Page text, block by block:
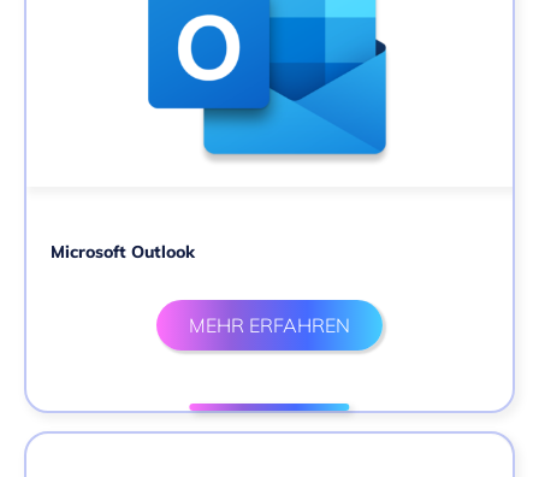
Microsoft Outlook
MEHR ERFAHREN